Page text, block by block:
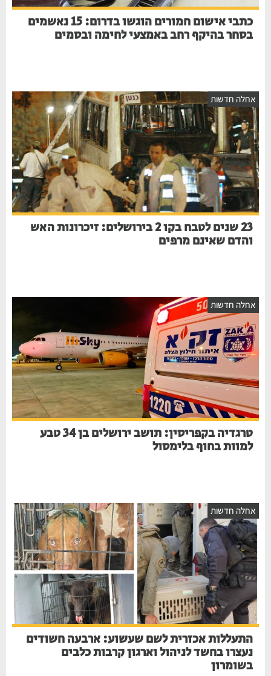
כתבי אישום חמורים הוגשו בדרום: 15 נאשמים
בסחר בהיקף רחב באמצעי לחימה ובסמים
חדשות
23 שנים לטבח בקו 2 בירושלים: זיכרונות האש
והדם שאינם מרפים
חדשות
טרגדיה בקפריסין: תושב ירושלים בן 34 טבע
למוות בחוף בלימסול
חדשות
התעללות אכזרית לשם שעשוע: ארבעה חשודים
נעצרו בחשד לניהול וארגון קרבות כלבים
בשומרון